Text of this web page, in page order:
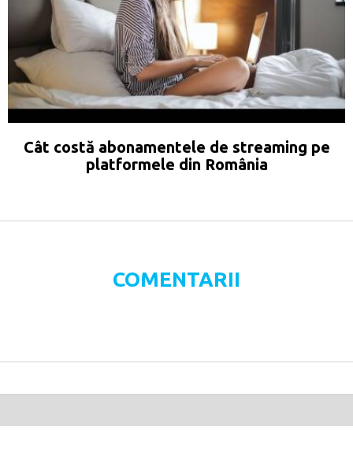
Cât costă abonamentele de streaming pe
platformele din România
COMENTARII